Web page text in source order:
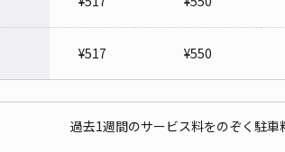
¥517 ¥550
過去1週間のサービス料をのぞく駐車